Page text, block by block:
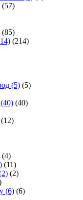
(57)
(85)
(214)
(5) (5)
(40) (40)
(12)
(4)
(11)
(2)
(6) (6)